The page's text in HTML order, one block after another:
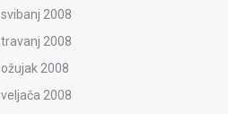
svibanj 2008
travanj 2008
ožujak 2008
veljača 2008